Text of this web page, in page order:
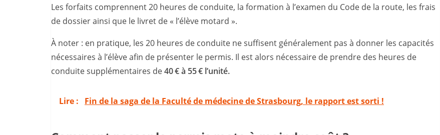
Les forfaits comprennent 20 heures de conduite, la formation à l’examen du Code de la route, les frais
de dossier ainsi que le livret de « l’élève motard ».
À noter : en pratique, les 20 heures de conduite ne suffisent généralement pas à donner les capacités
nécessaires à l’élève afin de présenter le permis. Il est alors nécessaire de prendre des heures de
conduite supplémentaires de40 € à 55 € l’unité.
Lire : Fin de la saga de la Faculté de médecine de Strasbourg, le rapport est sorti !